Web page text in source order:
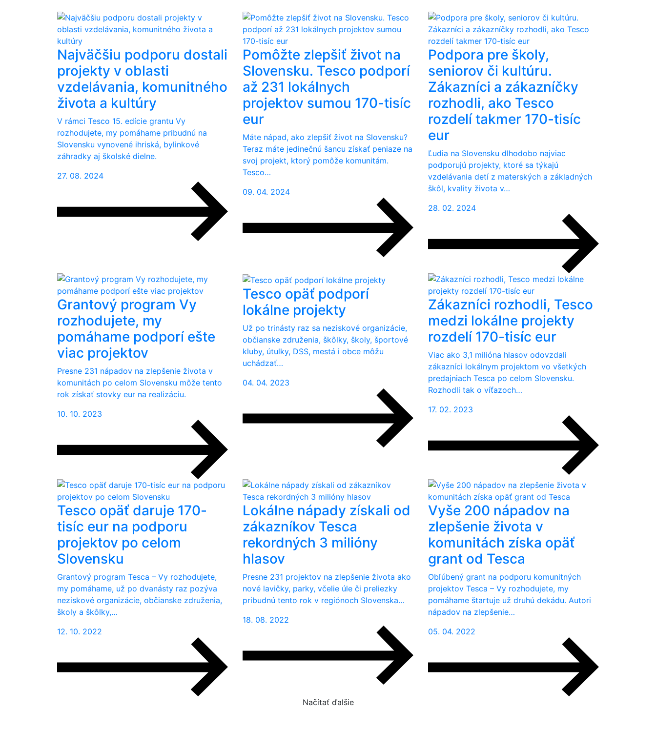
Najväčšiu podporu dostali
projekty v oblasti
vzdelávania, komunitného
života a kultúry
V rámci Tesco 15. edície grantu Vy
rozhodujete, my pomáhame pribudnú na
Slovensku vynovené ihriská, bylinkové
záhradky aj školské dielne.
27. 08. 2024
Pomôžte zlepšiť život na
Slovensku. Tesco podporí
až 231 lokálnych
projektov sumou 170-tisíc
eur
Máte nápad, ako zlepšiť život na Slovensku?
Teraz máte jedinečnú šancu získať peniaze na
svoj projekt, ktorý pomôže komunitám.
Tesco…
09. 04. 2024
Podpora pre školy,
seniorov či kultúru.
Zákazníci a zákazníčky
rozhodli, ako Tesco
rozdelí takmer 170-tisíc
eur
Ľudia na Slovensku dlhodobo najviac
podporujú projekty, ktoré sa týkajú
vzdelávania detí z materských a základných
škôl, kvality života v…
28. 02. 2024
Grantový program Vy
rozhodujete, my
pomáhame podporí ešte
viac projektov
Presne 231 nápadov na zlepšenie života v
komunitách po celom Slovensku môže tento
rok získať stovky eur na realizáciu.
10. 10. 2023
Tesco opäť podporí
lokálne projekty
Už po trinásty raz sa neziskové organizácie,
občianske združenia, škôlky, školy, športové
kluby, útulky, DSS, mestá i obce môžu
uchádzať…
04. 04. 2023
Zákazníci rozhodli, Tesco
medzi lokálne projekty
rozdelí 170-tisíc eur
Viac ako 3,1 milióna hlasov odovzdali
zákazníci lokálnym projektom vo všetkých
predajniach Tesca po celom Slovensku.
Rozhodli tak o víťazoch…
17. 02. 2023
Tesco opäť daruje 170-
tisíc eur na podporu
projektov po celom
Slovensku
Grantový program Tesca – Vy rozhodujete,
my pomáhame, už po dvanásty raz pozýva
neziskové organizácie, občianske združenia,
školy a škôlky,…
12. 10. 2022
Lokálne nápady získali od
zákazníkov Tesca
rekordných 3 milióny
hlasov
Presne 231 projektov na zlepšenie života ako
nové lavičky, parky, včelie úle či preliezky
pribudnú tento rok v regiónoch Slovenska…
18. 08. 2022
Vyše 200 nápadov na
zlepšenie života v
komunitách získa opäť
grant od Tesca
Obľúbený grant na podporu komunitných
projektov Tesca – Vy rozhodujete, my
pomáhame štartuje už druhú dekádu. Autori
nápadov na zlepšenie…
05. 04. 2022
Načítať ďalšie